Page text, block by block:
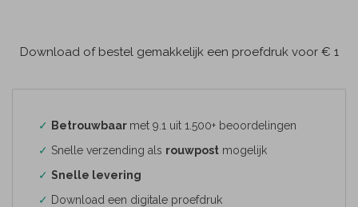
Download of bestel gemakkelijk een proefdruk voor € 1
✓ Betrouwbaar met 9.1 uit 1.500+ beoordelingen
✓ Snelle verzending als rouwpost mogelijk
✓ Snelle levering
✓ Download een digitale proefdruk